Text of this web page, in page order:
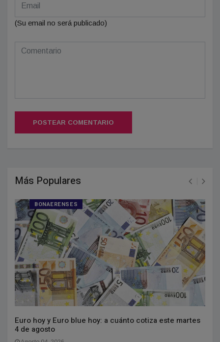
(Su email no será publicado)
POSTEAR COMENTARIO
Más Populares
BONAERENSES
Euro hoy y Euro blue hoy: a cuánto cotiza este martes
4 de agosto